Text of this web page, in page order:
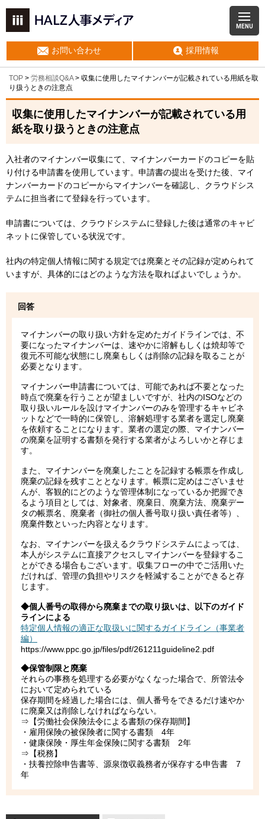
MENU
お問い合わせ 採用情報
TOP > 労務相談Q&A> 収集に使用したマイナンバーが記載されている用紙を取
り扱うときの注意点
収集に使用したマイナンバーが記載されている用
紙を取り扱うときの注意点
入社者のマイナンバー収集にて、マイナンバーカードのコピーを貼
り付ける申請書を使用しています。申請書の提出を受けた後、マイ
ナンバーカードのコピーからマイナンバーを確認し、クラウドシス
テムに担当者にて登録を行っています。
申請書については、クラウドシステムに登録した後は通常のキャビ
ネットに保管している状況です。
社内の特定個人情報に関する規定では廃棄とその記録が定められて
いますが、具体的にはどのような方法を取ればよいでしょうか。
回答
マイナンバーの取り扱い方針を定めたガイドラインでは、不
要になったマイナンバーは、速やかに溶解もしくは焼却等で
復元不可能な状態にし廃棄もしくは削除の記録を取ることが
必要となります。
マイナンバー申請書については、可能であれば不要となった
時点で廃棄を行うことが望ましいですが、社内のISOなどの
取り扱いルールを設けマイナンバーのみを管理するキャビネ
ットなどで一時的に保管し、溶解処理する業者を選定し廃棄
を依頼することになります。業者の選定の際、マイナンバー
の廃棄を証明する書類を発行する業者がよろしいかと存じま
す。
また、マイナンバーを廃棄したことを記録する帳票を作成し
廃棄の記録を残すこととなります。帳票に定めはございませ
んが、客観的にどのような管理体制になっているか把握でき
るよう項目としては、対象者、廃棄日、廃棄方法、廃棄デー
タの帳票名、廃棄者（御社の個人番号取り扱い責任者等）、
廃棄件数といった内容となります。
なお、マイナンバーを扱えるクラウドシステムによっては、
本人がシステムに直接アクセスしマイナンバーを登録するこ
とができる場合もございます。収集フローの中でご活用いた
だければ、管理の負担やリスクを軽減することができると存
じます。
◆個人番号の取得から廃棄までの取り扱いは、以下のガイド
ラインによる
特定個人情報の適正な取扱いに関するガイドライン（事業者
編）
https://www.ppc.go.jp/files/pdf/261211guideline2.pdf
◆保管制限と廃棄
それらの事務を処理する必要がなくなった場合で、所管法令
において定められている
保存期間を経過した場合には、個人番号をできるだけ速やか
に廃棄又は削除しなければならない。
⇒【労働社会保険法令による書類の保存期間】
・雇用保険の被保険者に関する書類 4年
・健康保険・厚生年金保険に関する書類 2年
⇒【税務】
・扶養控除申告書等、源泉徴収義務者が保存する申告書 7
年